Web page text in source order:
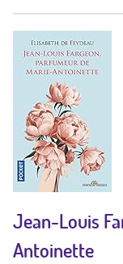
Jean-Louis
Antoinette